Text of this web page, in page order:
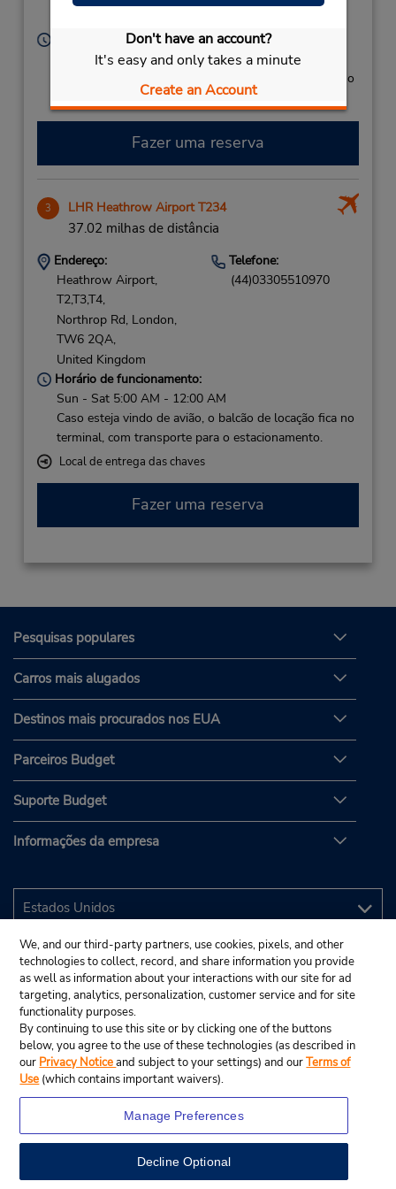
Don't have an account?
It's easy and only takes a minute
Create an Account
Horário de funcionamento:
Sun - Sat 4:45 AM - 12:00 AM
Caso esteja vindo de avião, o balcão de locação fica no
terminal, com transporte para o estacionamento.
Fazer uma reserva
3 LHR Heathrow Airport T234
37.02 milhas de distância
Endereço:
Heathrow Airport,
T2,T3,T4,
Northrop Rd, London,
TW6 2QA,
United Kingdom
Telefone:
(44)03305510970
Horário de funcionamento:
Sun - Sat 5:00 AM - 12:00 AM
Caso esteja vindo de avião, o balcão de locação fica no
terminal, com transporte para o estacionamento.
Local de entrega das chaves
Fazer uma reserva
Pesquisas populares
Carros mais alugados
Destinos mais procurados nos EUA
Parceiros Budget
Suporte Budget
Informações da empresa
We, and our third-party partners, use cookies, pixels, and other
technologies to collect, record, and share information you provide
as well as information about your interactions with our site for ad
targeting, analytics, personalization, customer service and for site
functionality purposes.
By continuing to use this site or by clicking one of the buttons
below, you agree to the use of these technologies (as described in
our Privacy Noticeand subject to your settings) and ourTerms of
Use (which contains important waivers).
Manage Preferences
Decline Optional